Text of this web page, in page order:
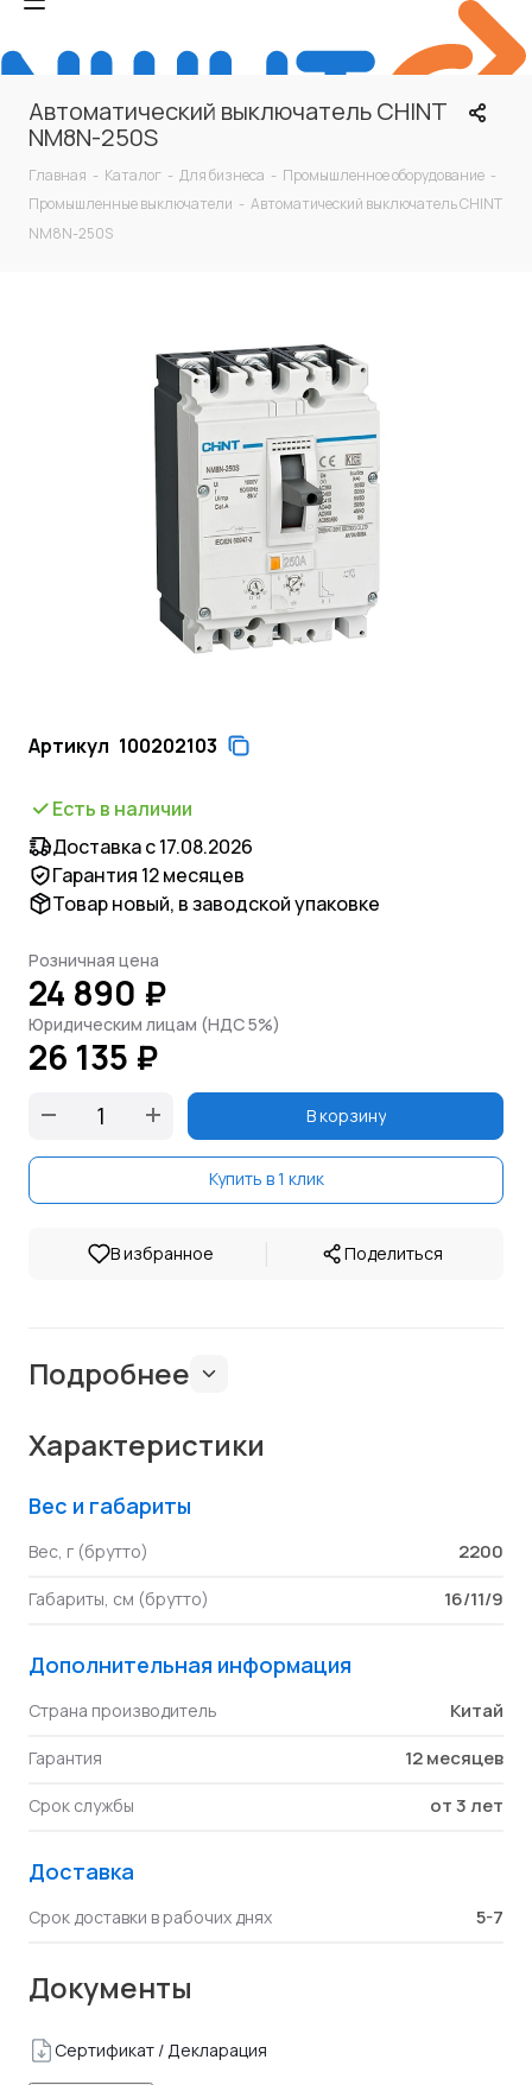
Автоматический выключатель CHINT
NM8N-250S
Главная - Каталог - Для бизнеса - Промышленное оборудование -
Промышленные выключатели - Автоматический выключатель CHINT
NM8N-250S
Артикул 100202103
Есть в наличии
Доставка с 17.08.2026
Гарантия 12 месяцев
Товар новый, в заводской упаковке
Розничная цена
24 890 ₽
Юридическим лицам (НДС 5%)
26 135 ₽
В корзину
Купить в 1 клик
В избранное | Поделиться
Подробнее
Характеристики
Вес и габариты
Вес, г (брутто) 2200
Габариты, см (брутто) 16/11/9
Дополнительная информация
Страна производитель Китай
Гарантия 12 месяцев
Срок службы от 3 лет
Доставка
Срок доставки в рабочих днях 5-7
Документы
Сертификат / Декларация